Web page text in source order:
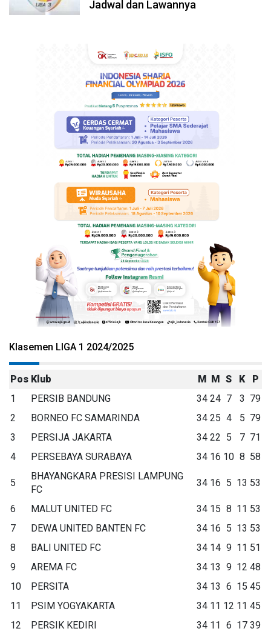
Jadwal dan Lawannya
Klasemen LIGA 1 2024/2025
Pos Klub M M S K
P
1
PERSIB BANDUNG 34 24 7 3 79
2
BORNEO FC SAMARINDA 34 25 4 5 79
3
PERSIJA JAKARTA 34 22 5 7 71
4
PERSEBAYA SURABAYA 34 16 10 8 58
5
BHAYANGKARA PRESISI LAMPUNG
FC
34 16 5 13 53
6 MALUT UNITED FC 34 15 8 11 53
7
DEWA UNITED BANTEN FC 34 16 5 13 53
8
BALI UNITED FC 34 14 9 11 51
9
AREMA FC 34 13 9 12 48
10
PERSITA 34 13 6 15 45
11
PSIM YOGYAKARTA 34 11 12 11 45
12
PERSIK KEDIRI 34 11 6 17 39